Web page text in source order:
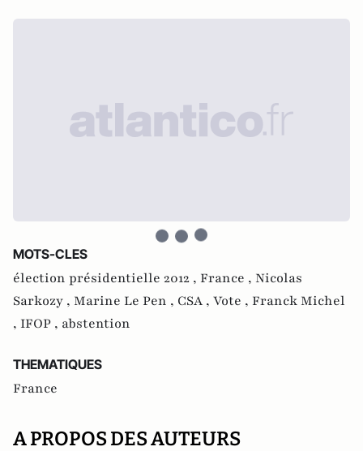
MOTS-CLES
élection présidentielle 2012 , France , Nicolas
Sarkozy , Marine Le Pen , CSA , Vote , Franck Michel
, IFOP , abstention
THEMATIQUES
France
A PROPOS DES AUTEURS